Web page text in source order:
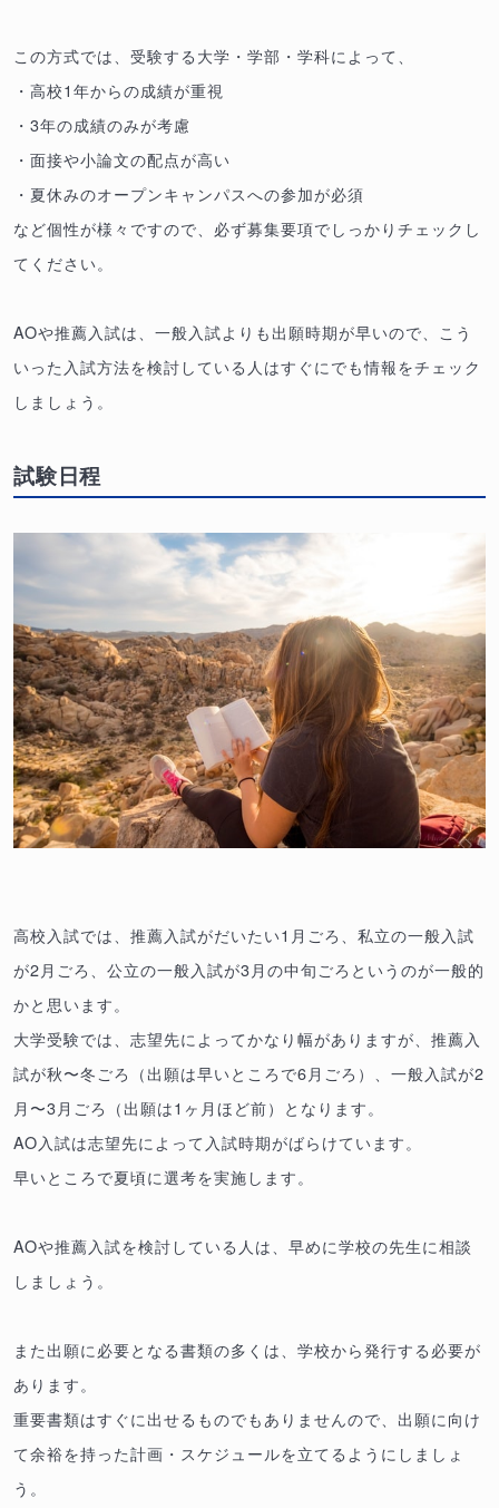
この方式では、受験する大学・学部・学科によって、
・高校1年からの成績が重視
・3年の成績のみが考慮
・面接や小論文の配点が高い
・夏休みのオープンキャンパスへの参加が必須
など個性が様々ですので、必ず募集要項でしっかりチェックし
てください。
AOや推薦入試は、一般入試よりも出願時期が早いので、こう
いった入試方法を検討している人はすぐにでも情報をチェック
しましょう。
試験日程
高校入試では、推薦入試がだいたい1月ごろ、私立の一般入試
が2月ごろ、公立の一般入試が3月の中旬ごろというのが一般的
かと思います。
大学受験では、志望先によってかなり幅がありますが、推薦入
試が秋〜冬ごろ（出願は早いところで6月ごろ）、一般入試が2
月〜3月ごろ（出願は1ヶ月ほど前）となります。
AO入試は志望先によって入試時期がばらけています。
早いところで夏頃に選考を実施します。
AOや推薦入試を検討している人は、早めに学校の先生に相談
しましょう。
また出願に必要となる書類の多くは、学校から発行する必要が
あります。
重要書類はすぐに出せるものでもありませんので、出願に向け
て余裕を持った計画・スケジュールを立てるようにしましょ
う。